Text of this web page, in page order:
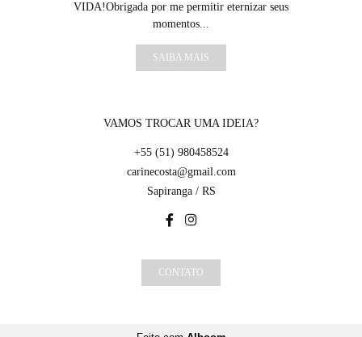
VIDA!Obrigada por me permitir eternizar seus
momentos...
SAIBA MAIS
VAMOS TROCAR UMA IDEIA?
+55 (51) 980458524
carinecosta@gmail.com
Sapiranga / RS
CONTATO